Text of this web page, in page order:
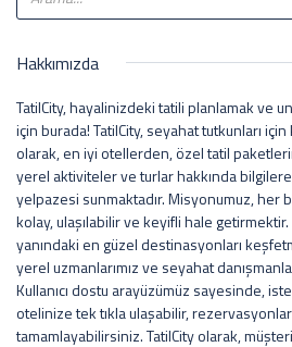
Hakkımızda
TatilCity, hayalinizdeki tatili planlamak ve
için burada! TatilCity, seyahat tutkunları
olarak, en iyi otellerden, özel tatil
yerel aktiviteler ve turlar hakkında
yelpazesi sunmaktadır. Misyonumuz, her
kolay, ulaşılabilir ve keyifli hale
yanındaki en güzel destinasyonları
yerel uzmanlarımız ve seyahat
Kullanıcı dostu arayüzümüz sayesinde,
otelinize tek tıkla ulaşabilir,
tamamlayabilirsiniz. TatilCity olarak,